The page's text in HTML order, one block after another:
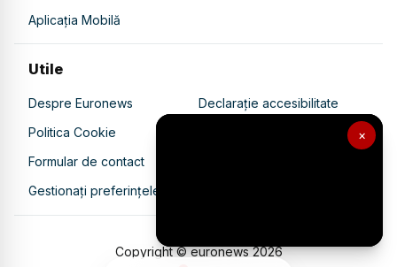
×
Aplicația Mobilă
Utile
Despre Euronews
Declarație accesibilitate
Politica Cookie
Politica de confidențialitate
Formular de contact
Gestionați preferințele
Copyright © euronews2026